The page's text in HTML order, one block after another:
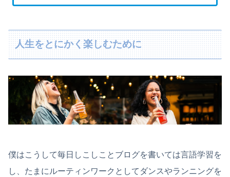
人生をとにかく楽しむために
僕はこうして毎日しこしことブログを書いては言語学習を
し、たまにルーティンワークとしてダンスやランニングを